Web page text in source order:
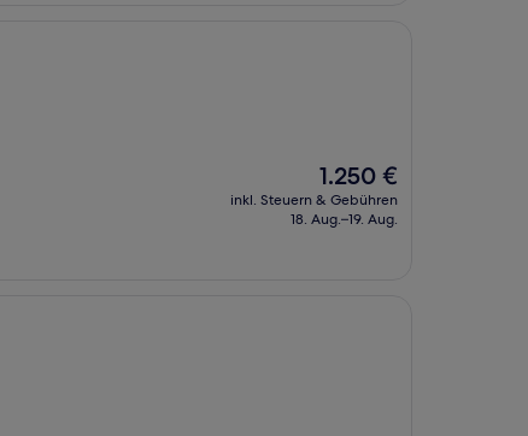
Der
Preis
beträgt
1.250 €
inkl. Steuern & Gebühren
18. Aug.–19. Aug.